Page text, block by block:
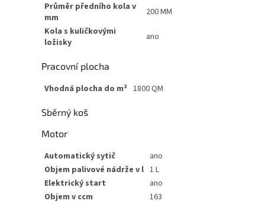
Průměr předního kola v
mm
200 MM
Kola s kuličkovými
ložisky
ano
Pracovní plocha
Vhodná plocha do m² 1800 QM
Sběrný koš
Motor
Automatický sytič
ano
Objem palivové nádrže v l 1 L
Elektrický start
ano
Objem v ccm
163